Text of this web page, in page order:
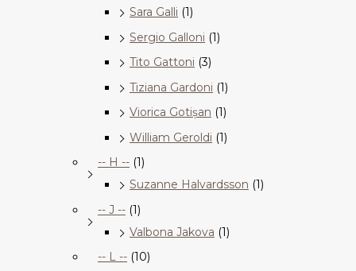
Sara Galli (1)
Sergio Galloni (1)
Tito Gattoni (3)
Tiziana Gardoni (1)
Viorica Gotișan (1)
William Geroldi (1)
-- H -- (1)
Suzanne Halvardsson (1)
-- J -- (1)
Valbona Jakova (1)
-- L -- (10)